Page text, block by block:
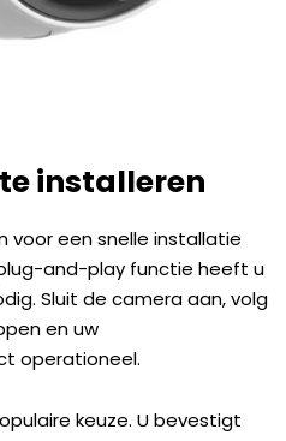
installeren
voor een snelle installatie
and-play functie heeft u
Sluit de camera aan, volg
en uw
operationeel.
keuze. U bevestigt